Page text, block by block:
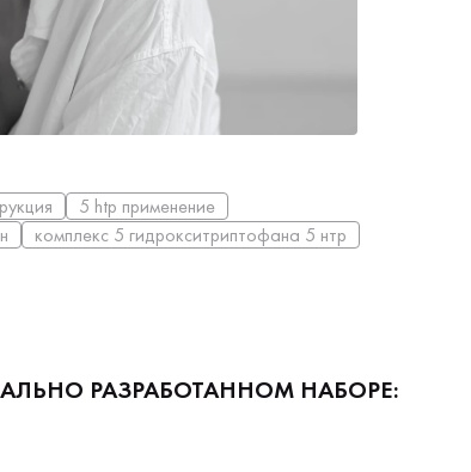
5 htp применение
комплекс 5 гидрокситриптофана 5 нтр
РАЗРАБОТАННОМ НАБОРЕ: